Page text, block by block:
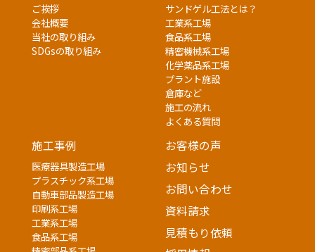
ご挨拶
会社概要
当社の取り組み
SDGsの取り組み
サンドゲル工法とは？
工業系工場
食品系工場
精密機械系工場
化学薬品系工場
プラント施設
倉庫など
施工の流れ
よくある質問
施工事例
医療器具製造工場
プラスチック系工場
自動車部品製造工場
印刷系工場
工業系工場
食品系工場
お客様の声
お知らせ
お問い合わせ
資料請求
見積もり依頼